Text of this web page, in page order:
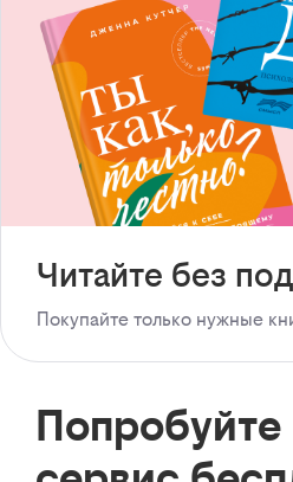
Читайте без
Покупайте только нужные